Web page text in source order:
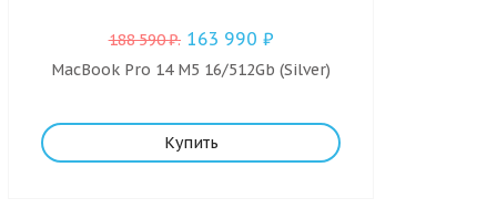
188 590₽. 163 990 ₽
MacBook Pro 14 M5 16/512Gb (Silver)
Купить